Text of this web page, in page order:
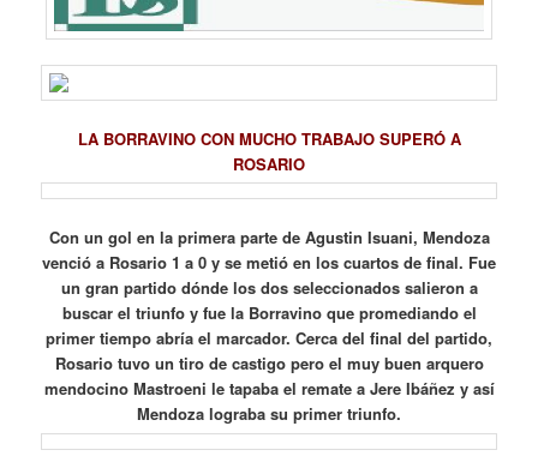
LA BORRAVINO CON MUCHO TRABAJO SUPERÓ A
ROSARIO
Con un gol en la primera parte de Agustin Isuani, Mendoza
venció a Rosario 1 a 0 y se metió en los cuartos de final. Fue
un gran partido dónde los dos seleccionados salieron a
buscar el triunfo y fue la Borravino que promediando el
primer tiempo abría el marcador. Cerca del final del partido,
Rosario tuvo un tiro de castigo pero el muy buen arquero
mendocino Mastroeni le tapaba el remate a Jere Ibáñez y así
Mendoza lograba su primer triunfo.